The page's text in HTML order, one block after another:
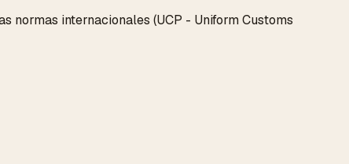
normas internacionales (UCP - Uniform Customs